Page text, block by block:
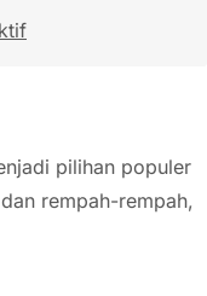
pilihan populer
rempah-rempah,